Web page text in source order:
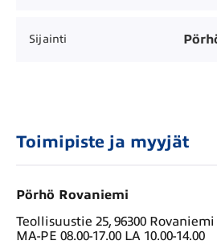
Sijainti
Toimipiste ja myyjät
Pörhö Rovaniemi
Teollisuustie 25, 96300 Rovaniemi
MA-PE 08.00-17.00 LA 10.00-14.00